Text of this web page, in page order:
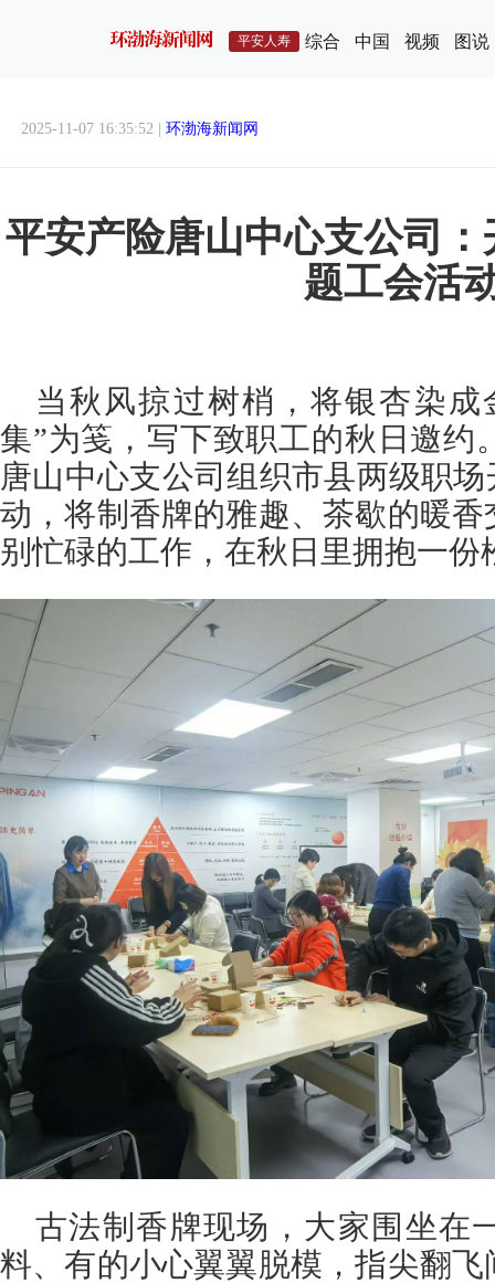
平安人寿 综合 中国 视频 图说
2025-11-07 16:35:52 | 环渤海新闻网
平安产险唐山中心支公司
题工会活
当秋风掠过树梢，将银杏染成
集”为笺，写下致职工的秋日邀约
唐山中心支公司组织市县两级职
动，将制香牌的雅趣、茶歇的暖
别忙碌的工作，在秋日里拥抱一份
古法制香牌现场，大家围坐在
料、有的小心翼翼脱模，指尖翻